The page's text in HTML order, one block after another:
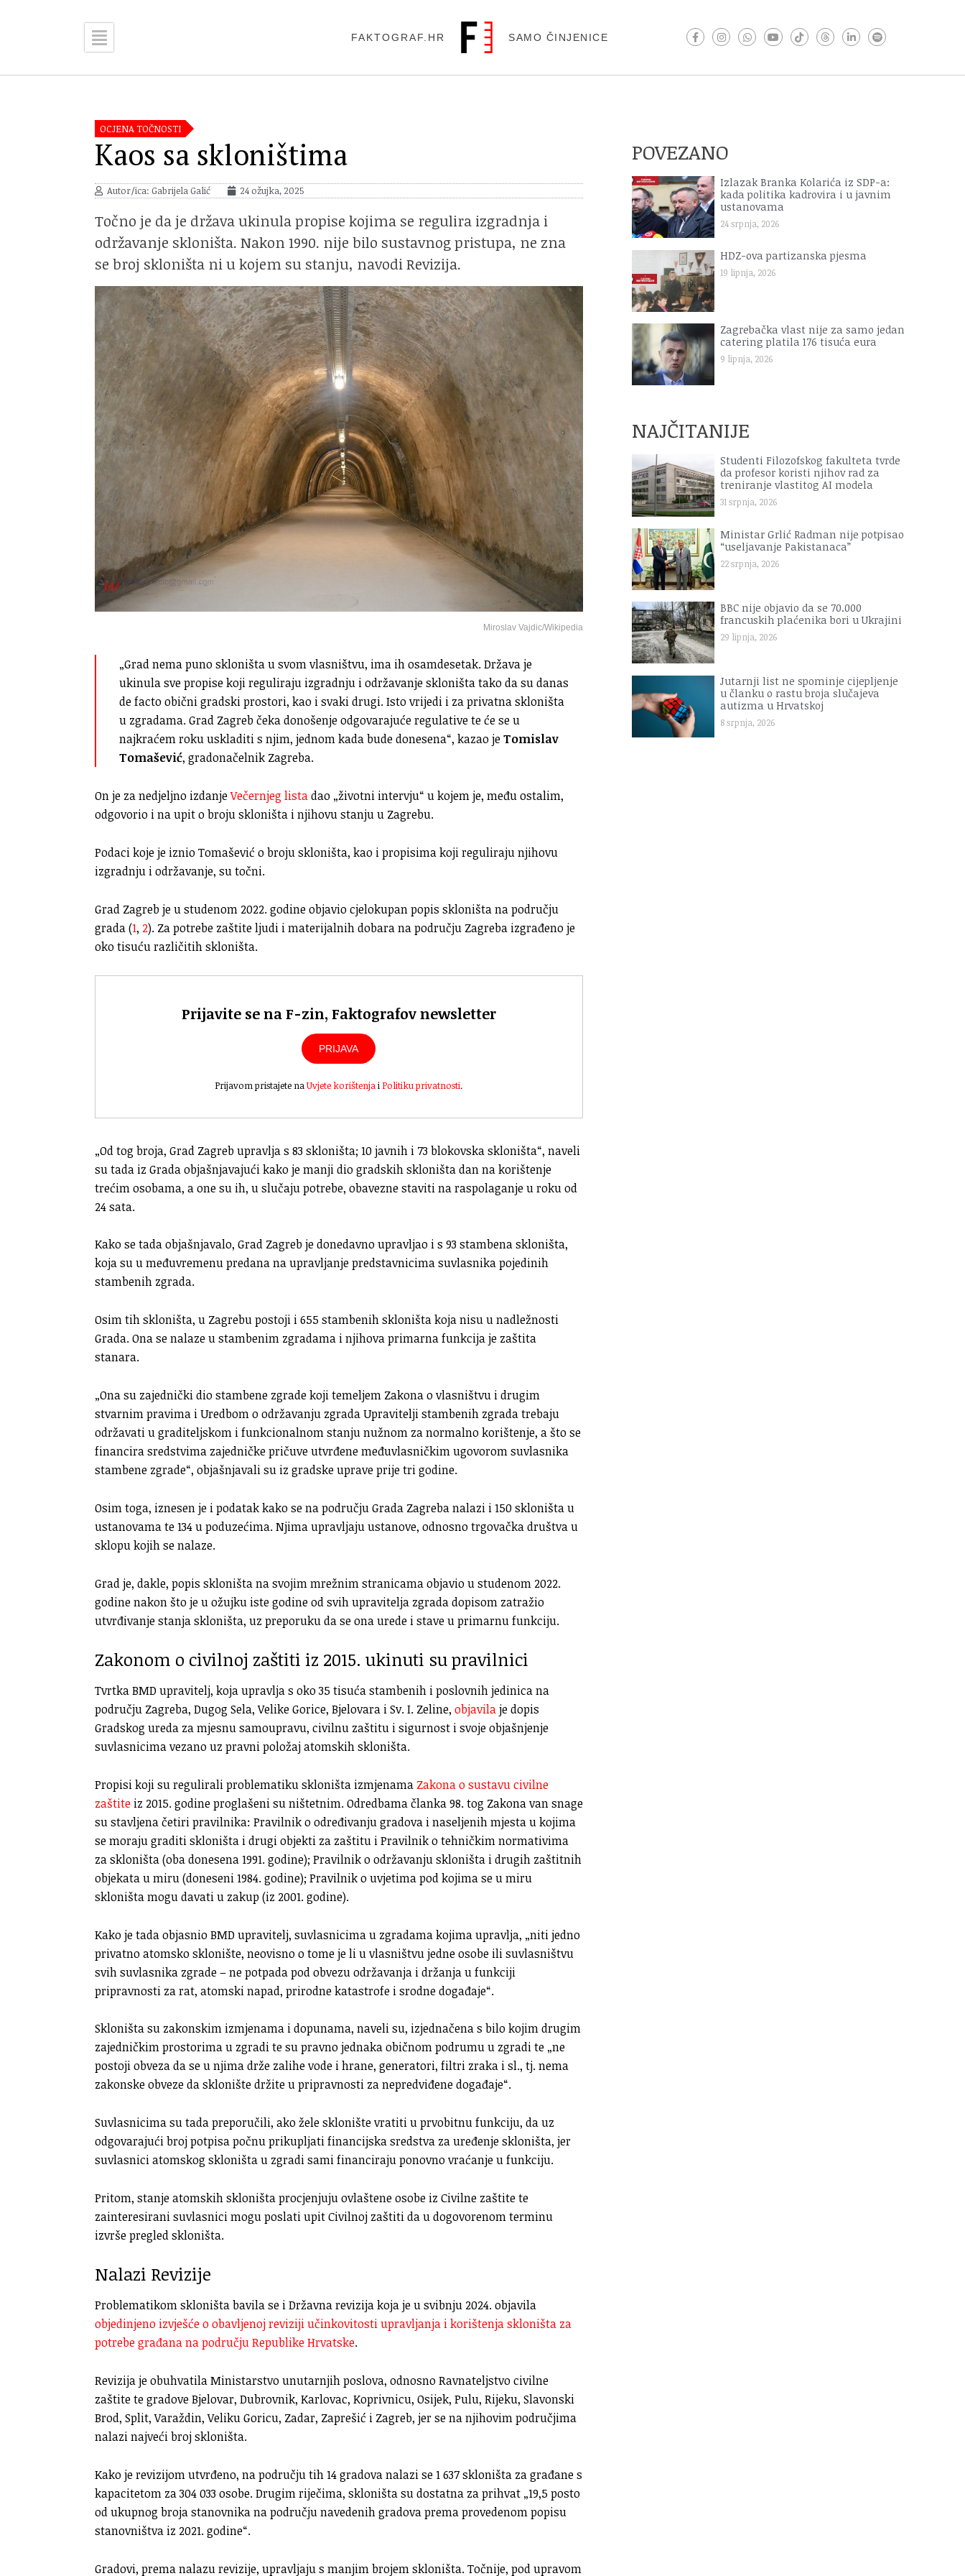
FAKTOGRAF.HR SAMO ČINJENICE
OCJENA TOČNOSTI
Kaos sa skloništima
Autor/ica: Gabrijela Galić 24 ožujka, 2025
Točno je da je država ukinula propise kojima se regulira izgradnja i
održavanje skloništa. Nakon 1990. nije bilo sustavnog pristupa, ne zna
se broj skloništa ni u kojem su stanju, navodi Revizija.
Miroslav Vajdic/Wikipedia
„Grad nema puno skloništa u svom vlasništvu, ima ih osamdesetak. Država je
ukinula sve propise koji reguliraju izgradnju i održavanje skloništa tako da su danas
de facto obični gradski prostori, kao i svaki drugi. Isto vrijedi i za privatna skloništa
u zgradama. Grad Zagreb čeka donošenje odgovarajuće regulative te će se u
najkraćem roku uskladiti s njim, jednom kada bude donesena“, kazao jeTomislav
Tomašević, gradonačelnik Zagreba.
On je za nedjeljno izdanjeVečernjeg listadao „životni intervju“ u kojem je, među ostalim,
odgovorio i na upit o broju skloništa i njihovu stanju u Zagrebu.
Podaci koje je iznio Tomašević o broju skloništa, kao i propisima koji reguliraju njihovu
izgradnju i održavanje, su točni.
Grad Zagreb je u studenom 2022. godine objavio cjelokupan popis skloništa na području
grada (1, 2). Za potrebe zaštite ljudi i materijalnih dobara na području Zagreba izgrađeno je
oko tisuću različitih skloništa.
Prijavite se na F-zin, Faktografov newsletter
PRIJAVA
Prijavom pristajete naUvjete korištenja i Politiku privatnosti.
„Od tog broja, Grad Zagreb upravlja s 83 skloništa; 10 javnih i 73 blokovska skloništa“, naveli
su tada iz Grada objašnjavajući kako je manji dio gradskih skloništa dan na korištenje
trećim osobama, a one su ih, u slučaju potrebe, obavezne staviti na raspolaganje u roku od
24 sata.
Kako se tada objašnjavalo, Grad Zagreb je donedavno upravljao i s 93 stambena skloništa,
koja su u međuvremenu predana na upravljanje predstavnicima suvlasnika pojedinih
stambenih zgrada.
Osim tih skloništa, u Zagrebu postoji i 655 stambenih skloništa koja nisu u nadležnosti
Grada. Ona se nalaze u stambenim zgradama i njihova primarna funkcija je zaštita
stanara.
„Ona su zajednički dio stambene zgrade koji temeljem Zakona o vlasništvu i drugim
stvarnim pravima i Uredbom o održavanju zgrada Upravitelji stambenih zgrada trebaju
održavati u graditeljskom i funkcionalnom stanju nužnom za normalno korištenje, a što se
financira sredstvima zajedničke pričuve utvrđene međuvlasničkim ugovorom suvlasnika
stambene zgrade“, objašnjavali su iz gradske uprave prije tri godine.
Osim toga, iznesen je i podatak kako se na području Grada Zagreba nalazi i 150 skloništa u
ustanovama te 134 u poduzećima. Njima upravljaju ustanove, odnosno trgovačka društva u
sklopu kojih se nalaze.
Grad je, dakle, popis skloništa na svojim mrežnim stranicama objavio u studenom 2022.
godine nakon što je u ožujku iste godine od svih upravitelja zgrada dopisom zatražio
utvrđivanje stanja skloništa, uz preporuku da se ona urede i stave u primarnu funkciju.
Zakonom o civilnoj zaštiti iz 2015. ukinuti su pravilnici
Tvrtka BMD upravitelj, koja upravlja s oko 35 tisuća stambenih i poslovnih jedinica na
području Zagreba, Dugog Sela, Velike Gorice, Bjelovara i Sv. I. Zeline, objavilaje dopis
Gradskog ureda za mjesnu samoupravu, civilnu zaštitu i sigurnost i svoje objašnjenje
suvlasnicima vezano uz pravni položaj atomskih skloništa.
Propisi koji su regulirali problematiku skloništa izmjenama Zakona o sustavu civilne
zaštite iz 2015. godine proglašeni su ništetnim. Odredbama članka 98. tog Zakona van snage
su stavljena četiri pravilnika: Pravilnik o određivanju gradova i naseljenih mjesta u kojima
se moraju graditi skloništa i drugi objekti za zaštitu i Pravilnik o tehničkim normativima
za skloništa (oba donesena 1991. godine); Pravilnik o održavanju skloništa i drugih zaštitnih
objekata u miru (doneseni 1984. godine); Pravilnik o uvjetima pod kojima se u miru
skloništa mogu davati u zakup (iz 2001. godine).
Kako je tada objasnio BMD upravitelj, suvlasnicima u zgradama kojima upravlja, „niti jedno
privatno atomsko sklonište, neovisno o tome je li u vlasništvu jedne osobe ili suvlasništvu
svih suvlasnika zgrade – ne potpada pod obvezu održavanja i držanja u funkciji
pripravnosti za rat, atomski napad, prirodne katastrofe i srodne događaje“.
Skloništa su zakonskim izmjenama i dopunama, naveli su, izjednačena s bilo kojim drugim
zajedničkim prostorima u zgradi te su pravno jednaka običnom podrumu u zgradi te „ne
postoji obveza da se u njima drže zalihe vode i hrane, generatori, filtri zraka i sl., tj. nema
zakonske obveze da sklonište držite u pripravnosti za nepredviđene događaje“.
Suvlasnicima su tada preporučili, ako žele sklonište vratiti u prvobitnu funkciju, da uz
odgovarajući broj potpisa počnu prikupljati financijska sredstva za uređenje skloništa, jer
suvlasnici atomskog skloništa u zgradi sami financiraju ponovno vraćanje u funkciju.
Pritom, stanje atomskih skloništa procjenjuju ovlaštene osobe iz Civilne zaštite te
zainteresirani suvlasnici mogu poslati upit Civilnoj zaštiti da u dogovorenom terminu
izvrše pregled skloništa.
Nalazi Revizije
Problematikom skloništa bavila se i Državna revizija koja je u svibnju 2024. objavila
objedinjeno izvješće o obavljenoj reviziji učinkovitosti upravljanja i korištenja skloništa za
potrebe građana na području Republike Hrvatske.
Revizija je obuhvatila Ministarstvo unutarnjih poslova, odnosno Ravnateljstvo civilne
zaštite te gradove Bjelovar, Dubrovnik, Karlovac, Koprivnicu, Osijek, Pulu, Rijeku, Slavonski
Brod, Split, Varaždin, Veliku Goricu, Zadar, Zaprešić i Zagreb, jer se na njihovim područjima
nalazi najveći broj skloništa.
Kako je revizijom utvrđeno, na području tih 14 gradova nalazi se 1 637 skloništa za građane s
kapacitetom za 304 033 osobe. Drugim riječima, skloništa su dostatna za prihvat „19,5 posto
od ukupnog broja stanovnika na području navedenih gradova prema provedenom popisu
stanovništva iz 2021. godine“.
Gradovi, prema nalazu revizije, upravljaju s manjim brojem skloništa. Točnije, pod upravom
POVEZANO
Izlazak Branka Kolarića iz SDP-a:
kada politika kadrovira i u javnim
ustanovama
24 srpnja, 2026
HDZ-ova partizanska pjesma
19 lipnja, 2026
Zagrebačka vlast nije za samo jedan
catering platila 176 tisuća eura
9 lipnja, 2026
NAJČITANIJE
Studenti Filozofskog fakulteta tvrde
da profesor koristi njihov rad za
treniranje vlastitog AI modela
31 srpnja, 2026
Ministar Grlić Radman nije potpisao
“useljavanje Pakistanaca”
22 srpnja, 2026
BBC nije objavio da se 70.000
francuskih plaćenika bori u Ukrajini
29 lipnja, 2026
Jutarnji list ne spominje cijepljenje
u članku o rastu broja slučajeva
autizma u Hrvatskoj
8 srpnja, 2026